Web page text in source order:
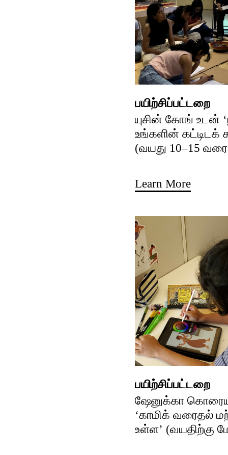
பயிற்சிப்பட்டறை
யுசின் கோங் உடன்
உங்களின் கட்டிடக்
(வயது 10–15
Learn More
பயிற்சிப்பட்டறை
ஷேனுக்கா
‘காமிக் வரைதல்
உள்ள’ (வயதிற்கு